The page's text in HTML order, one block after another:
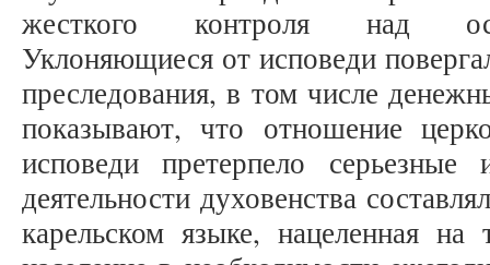
жесткого контроля над
Уклоняющиеся от исповеди
преследования, в том числе
показывают, что отношение
исповеди претерпело
деятельности духовенства
карельском языке, нацеленная